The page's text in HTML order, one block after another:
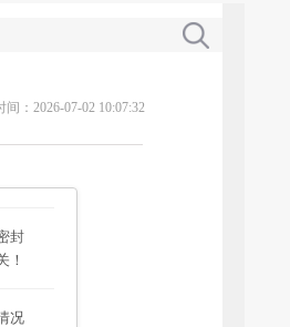
间：2026-07-02 10:07:32
封
！
况